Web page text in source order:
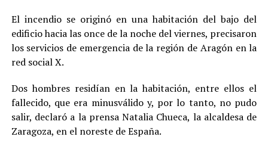
El incendio se originó en una habitación del bajo del
edificio hacia las once de la noche del viernes, precisaron
los servicios de emergencia de la región de Aragón en la
red social X.
Dos hombres residían en la habitación, entre ellos el
fallecido, que era minusválido y, por lo tanto, no pudo
salir, declaró a la prensa Natalia Chueca, la alcaldesa de
Zaragoza, en el noreste de España.